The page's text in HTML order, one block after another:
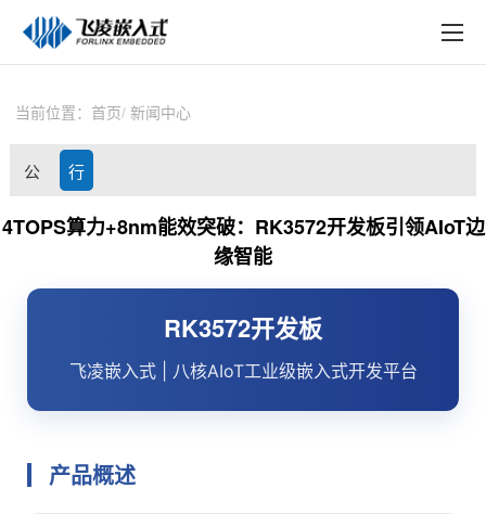
技术与支持
在线文档
方案定制
天猫商城
新闻中心
在线购买
当前位置： 首页 新闻中心
公
司
行
业
4TOPS算力+8nm能效突破：RK3572开发板引领AIoT边
缘智能
RK3572开发板
飞凌嵌入式| 八核AIoT工业级嵌入式开发平台
产品概述